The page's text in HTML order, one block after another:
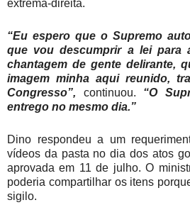
extrema-direita.
“Eu espero que o Supremo
que vou descumprir a lei para
chantagem de gente delirante,
imagem minha aqui reunido,
Congresso”, continuou. “O
entrego no mesmo dia.”
Dino respondeu a um
vídeos da pasta no dia dos atos
aprovada em 11 de julho. O
poderia compartilhar os itens
sigilo.